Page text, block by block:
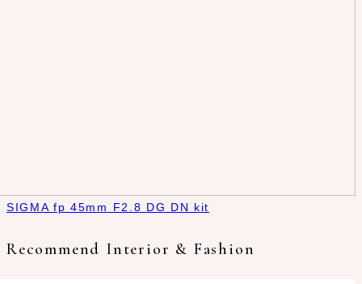
SIGMA fp 45mm F2.8 DG DN kit
Recommend Interior & Fashion